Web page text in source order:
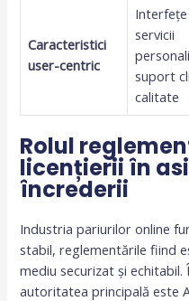
Caracteristici
user-centric
servicii
suport
calitate
Rolul
licențierii în
încrederii
Industria pariurilor online
stabil, reglementările fiind
mediu securizat și
autoritatea principală este